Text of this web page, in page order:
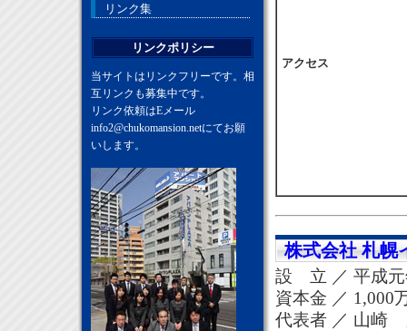
アクセス
株式会社 札幌
設 立 ／ 平成元
資本金 ／ 1,000
代表者 ／ 山崎
リンク集
リンクポリシー
当サイトはリンクフリーです。相
互リンクも募集中です。
リンク依頼はEメール
info2@chukomansion.netにてお願
いします。